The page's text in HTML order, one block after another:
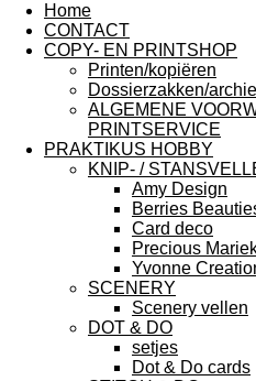
Home
CONTACT
COPY- EN PRINTSHOP
Printen/kopiëren
Dossierzakken/
ALGEMENE
PRINTSERVICE
PRAKTIKUS HOBBY
KNIP- /
Amy Design
Berries
Card deco
Precious
Yvonne
SCENERY
Scenery vellen
DOT & DO
setjes
Dot & Do cards